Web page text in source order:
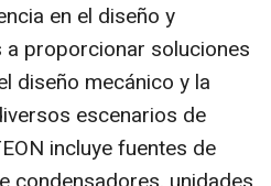
en el diseño y
proporcionar soluciones
diseño mecánico y la
escenarios de
incluye fuentes de